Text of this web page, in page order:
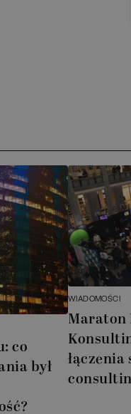
co
był
WIADOMOŚCI